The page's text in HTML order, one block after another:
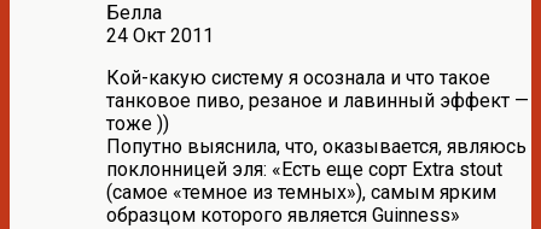
Белла
24 Окт 2011
Кой-какую систему я осознала и что такое
танковое пиво, резаное и лавинный эффект —
тоже ))
Попутно выяснила, что, оказывается, являюсь
поклонницей эля: «Есть еще сорт Extra stout
(самое «темное из темных»), самым ярким
образцом которого является Guinness»